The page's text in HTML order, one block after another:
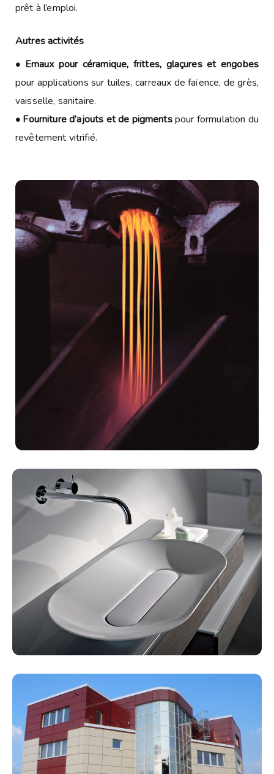
prêt à l’emploi.
Autres activités
• Emaux pour céramique, frittes, glaçures et engobes
pour applications sur tuiles, carreaux de faïence, de grès,
vaisselle, sanitaire.
• Fourniture d’ajouts et de pigmentspour formulation du
revêtement vitrifié.